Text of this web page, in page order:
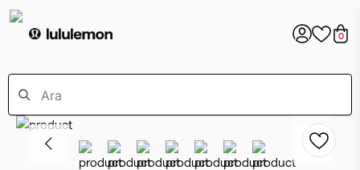
0